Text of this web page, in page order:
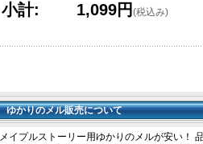
小計: 1,099円 (税込み)
ゆかりのメル販売について
メイプルストーリー用ゆかりのメルが安い！